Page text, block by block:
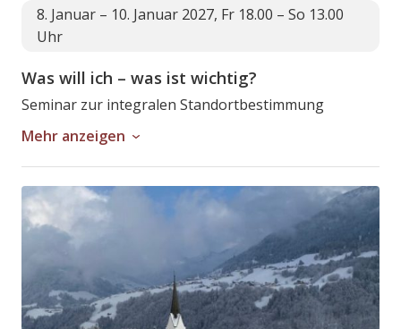
8. Januar – 10. Januar 2027, Fr 18.00 – So 13.00
Uhr
Was will ich – was ist wichtig?
Seminar zur integralen Standortbestimmung
Mehr anzeigen